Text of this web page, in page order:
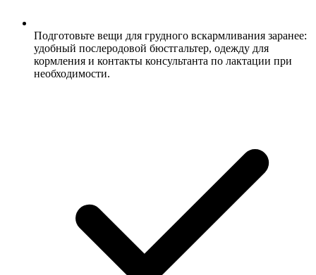
Подготовьте вещи для грудного вскармливания заранее:
удобный послеродовой бюстгальтер, одежду для
кормления и контакты консультанта по лактации при
необходимости.